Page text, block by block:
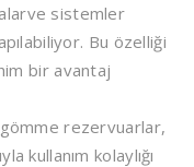
sistemler
Bu özelliği
bir avantaj
gömme rezervuarlar,
kullanım kolaylığı